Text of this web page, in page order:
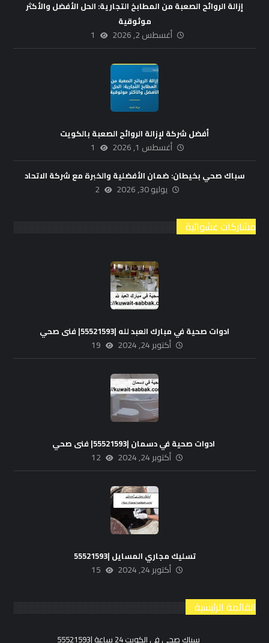
إزالة الروائح الصعبة من المطابخ التجارية: الحل الأفضل والأكثر
موثوقية
أغسطس 2, 2026 1
أفضل شركة لإزالة الروائح الصعبة بالكويت
أغسطس 1, 2026 1
سباك صحي بخيطان: ضمان الأفضلية والخبرة مع شركة الاتحاد
يوليو 30, 2026 2
مشاركات عشوائية
ادوات صحية في مبارك العبد لله |55521593| فنى صحي
أكتوبر 24, 2024 19
ادوات صحية في دسمان |55521593| فنى صحي
أكتوبر 24, 2024 12
تسليك مجاري المسايل |55521593
أكتوبر 24, 2024 15
القائمة الرئيسية
سباك صحي في الكويت 24 ساعة |55521593